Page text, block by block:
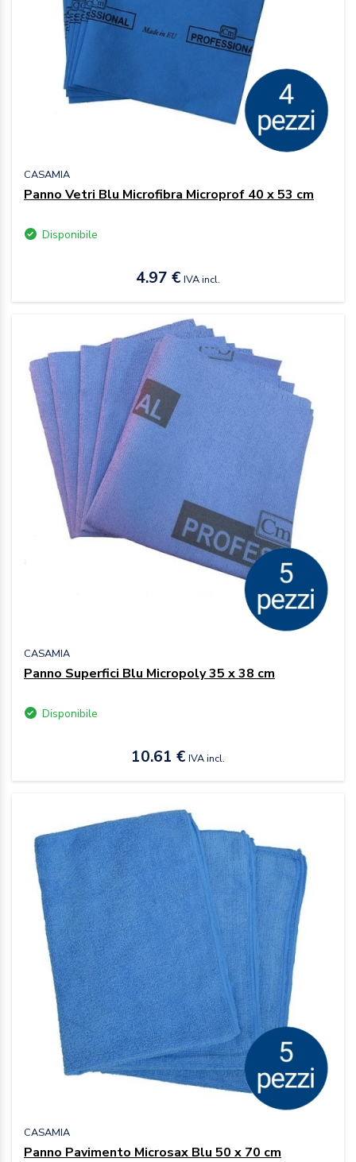
CASAMIA
Panno Vetri Blu Microfibra Microprof 40 x 53 cm
Disponibile
4.97 € IVA incl.
CASAMIA
Panno Superfici Blu Micropoly 35 x 38 cm
Disponibile
10.61 € IVA incl.
CASAMIA
Panno Pavimento Microsax Blu 50 x 70 cm